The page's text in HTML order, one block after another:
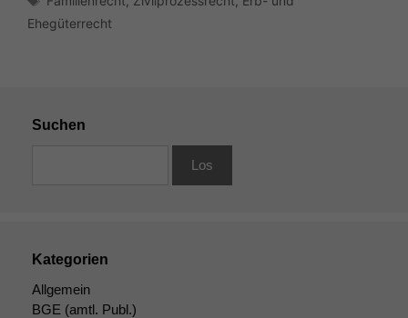
Ehegüterrecht
Suchen
Kategorien
Allgemein
BGE (amtl. Publ.)